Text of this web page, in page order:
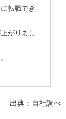
転職でき
がりまし
出典：自社調べ